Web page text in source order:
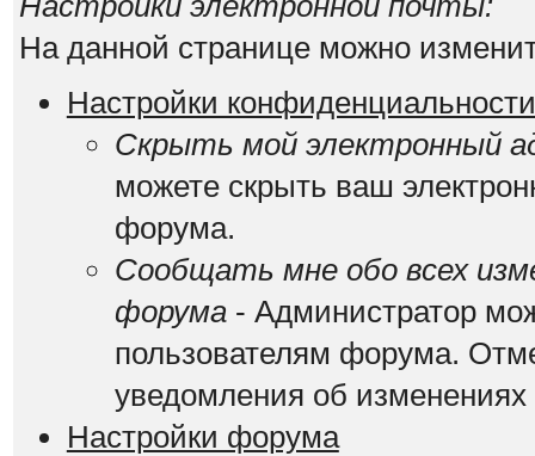
На данной странице можно
Настройки конфиденциальности
Скрыть мой электронный
можете скрыть ваш
форума.
Сообщать мне обо всех
форума- Администратор
пользователям форума.
уведомления об
Настройки форума